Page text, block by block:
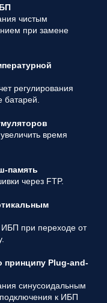
чистым
при замене
регулирования
батарей.
время
память
через FTP.
при переходе от
принципу Plug-and-
синусоидальным
к ИБП